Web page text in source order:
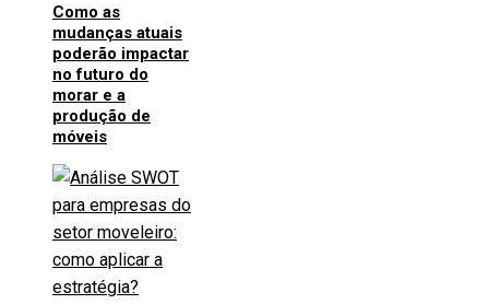
Como as
mudanças atuais
poderão impactar
no futuro do
morar e a
produção de
móveis